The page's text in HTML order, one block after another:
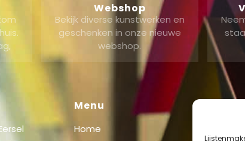
Webshop
Bekijk diverse kunstwerken en
geschenken in onze nieuwe
webshop.
Menu
Home